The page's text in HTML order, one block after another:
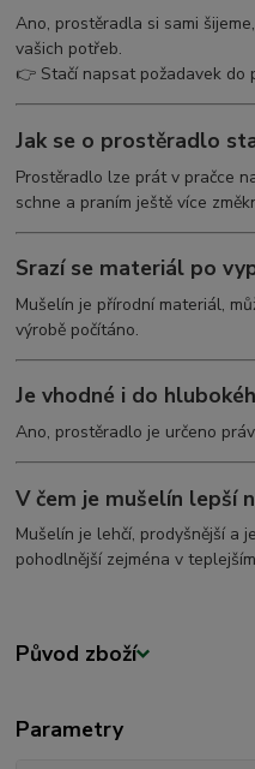
Ano, prostěradla si sami
vašich potřeb.
👉 Stačí napsat požadavek do
Jak se o prostěradlo
Prostěradlo lze prát v pračce
schne a praním ještě více
Srazí se materiál po
Mušelín je přírodní materiál,
výrobě počítáno.
Je vhodné i do
Ano, prostěradlo je určeno
V čem je mušelín lepší
Mušelín je lehčí, prodyšnější a
pohodlnější zejména v
Původ zboží
Parametry